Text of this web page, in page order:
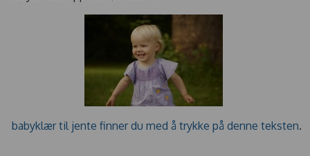
babyklær til jente finner du med å trykke på denne teksten.